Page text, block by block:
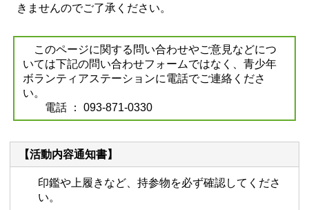
きませんのでご了承ください。
このページに関する問い合わせやご意見などにつ
いては下記の問い合わせフォームではなく、青少年
ボランティアステーションに電話でご連絡くださ
い。
電話 ： 093-871-0330
【活動内容通知書】
印鑑や上履きなど、持参物を必ず確認してくださ
い。